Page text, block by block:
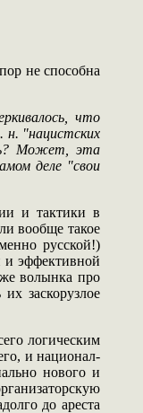
не способна
что
н. "нацистских
Может, эта
деле "свои
и тактики в
вообще такое
русской!)
и эффективной
волынка про
заскорузлое
логическим
и национал-
нового и
до ареста